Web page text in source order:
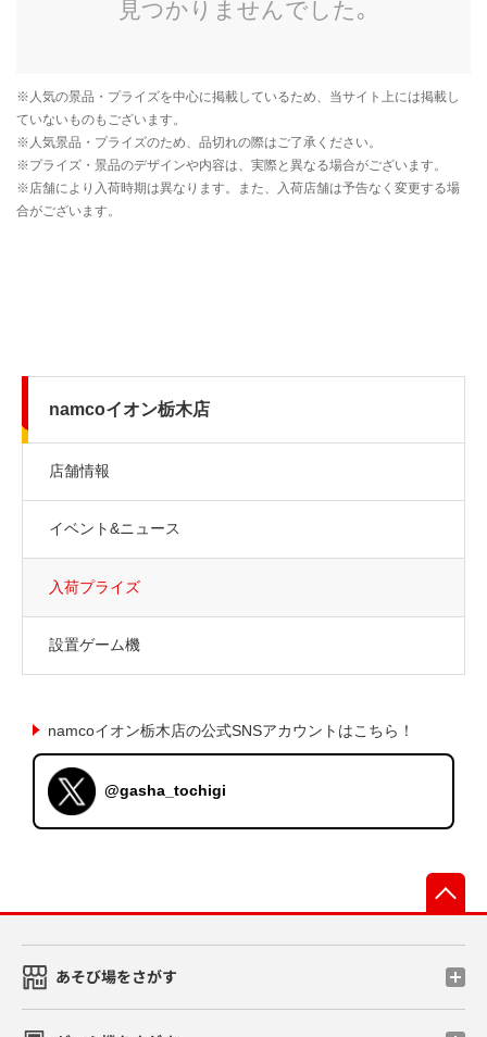
namcoイオン栃木店
店舗情報
イベント&ニュース
入荷プライズ
設置ゲーム機
namcoイオン栃木店の公式SNSアカウントはこちら！
@gasha_tochigi
あそび場をさがす